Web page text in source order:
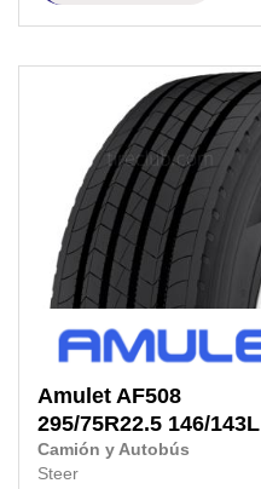
Amulet AF508
295/75R22.5 146/143L
Camión y Autobús
Steer